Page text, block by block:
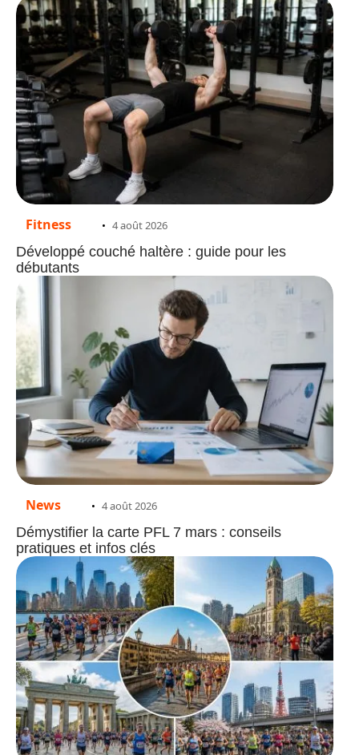
Fitness 4 août 2026
Développé couché haltère : guide pour les
débutants
News 4 août 2026
Démystifier la carte PFL 7 mars : conseils
pratiques et infos clés